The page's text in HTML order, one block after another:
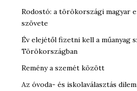
Rodostó: a törökországi magyar
szövete
Év elejétől fizetni kell a műanyag
Törökországban
Remény a szemét között
Az óvoda- és iskolaválasztás